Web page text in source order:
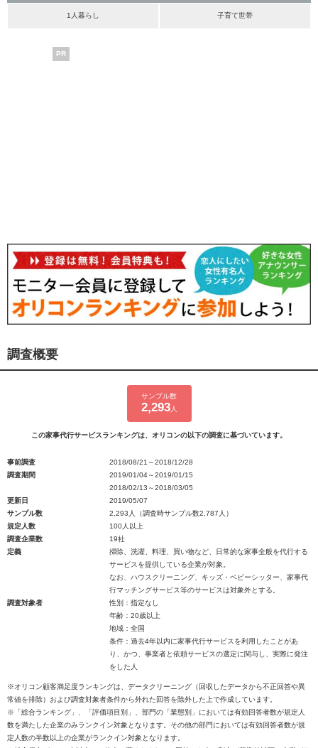
1人暮らし 子育て世帯
PR
調査概要
サンプル数
2,293人
この家事代行サービスランキングは、オリコンの以下の調査に基づいています。
事前調査
2018/08/21～2018/12/28
調査期間
2019/01/04～2019/01/15
2018/02/13～2018/03/05
更新日
2019/05/07
サンプル数
2,293人（調査時サンプル数2,787人）
規定人数
100人以上
調査企業数
19社
定義
掃除、洗濯、料理、買い物など、日常的な家事全般を代行する
サービスを提供している企業が対象。
なお、ハウスクリーニング、キッズ・ベビーシッター、家事代
行マッチングサービス等のサービスは対象外とする。
調査対象者
性別：指定なし
年齢：20歳以上
地域：全国
条件：過去4年以内に家事代行サービスを利用したことがあ
り、かつ、事業者と依頼サービスの選定に関与し、実際に発注
をした人
※オリコン顧客満足度ランキングは、データクリーニング（回収したデータから不正回答や異
常値を排除）および調査対象者条件から外れた回答を除外した上で作成しています。
※「総合ランキング」、「評価項目別」、部門の「業態別」においては有効回答者数が規定人
数を満たした企業のみランクイン対象となります。その他の部門においては有効回答者数が規
定人数の半数以上の企業がランクイン対象となります。